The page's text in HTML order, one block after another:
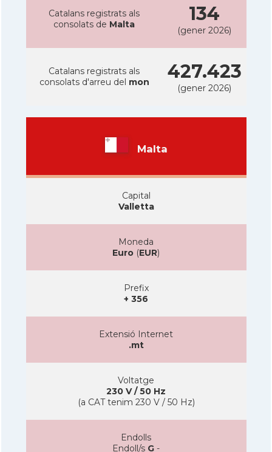
Catalans registrats als
consolats de Malta 134
(gener 2026)
Catalans registrats als
consolats d'arreu del mon 427.423
(gener 2026)
Malta
Capital
Valletta
Moneda
Euro (EUR)
Prefix
+ 356
Extensió Internet
.mt
Voltatge
230 V / 50 Hz
(a CAT tenim 230 V / 50 Hz)
Endolls
Endoll/s G -